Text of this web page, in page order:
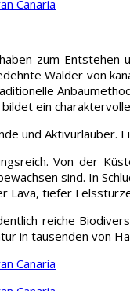
zum Entstehen
Wälder von
ein
und Aktivurlauber.
Von der
sind. In
Lava, tiefer
reiche
in tausenden von